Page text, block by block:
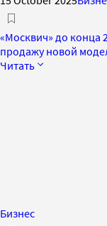
«Москвич» до конца
продажу новой
Читать
Бизнес